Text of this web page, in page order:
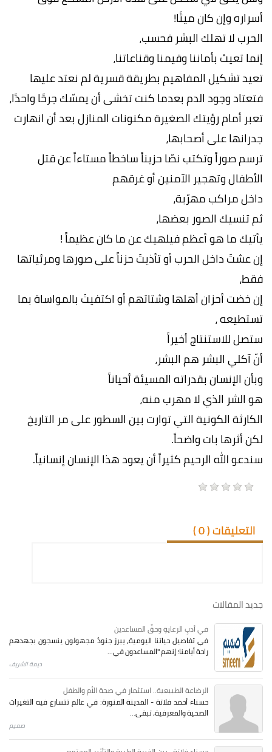
أسراره وإن كان ميتًا!
الحرب لا تهلك البشر فحسب،
إنما تعيث بأماننا وقيمنا وقناعاتنا،
تعيد تشكيل المفاهيم بطريقة قسرية لم نعتد عليها
فتعتاد وجود الدم بعدما كنت تخشى أن يمسّك جرحًا واحدًا،
تعبر أمام رؤيتك الصغيرة مكنونات المنازل بعد أن انهارت
جدرانها على أصحابها،
ترسم صوراً وتكتب نصّا حزيناً ساخطاً مستاءاً عن قتل
الأطفال وتهجير الآمنين أو غرقهم
داخل مراكب مهرّبة،
ثم تنسيك الصور بعضها،
يأتيك ما هو أعظم فيلهيك عن ما كان عظيماً !
إن عشتَ داخل الحرب أو تأذيتَ حزناً على صورها ومرئياتها
فقط،
إن خضت أحزان أهلها وشتاتهم أو اكتفيتَ بالمواساة بما
تستطيعه ،
ستصل للاستنتاج أخيراً
أنّ آكلي البشر هم البشر،
وبأن الإنسان بقدراته المسيئة أحياناً
هو الشر الذي لا مهرب منه،
الكارثة الكونية التي توارت بين السطور على مر التاريخ
لكن أثرها بات واضحاً.
سندعو الله الرحيم كثيراً أن يعود هذا الإنسان إنسانياً.
التعليقات (0
)
جديد المقالات
في أدبِ الرعايةِ وحقِّ المساعدين
في تفاصيل حياتنا اليومية، يبرز جنودٌ مجهولون ينسجون بجهدهم
راحة أيامنا؛ إنهم "المساعدون في...
ديمة الشريف
الرضاعة الطبيعية.. استثمار في صحة الأم والطفل
حسناء أحمد فلاتة - المدينة المنورة: في عالم تتسارع فيه التغيرات
الصحية والمعرفية، تبقى...
صميم